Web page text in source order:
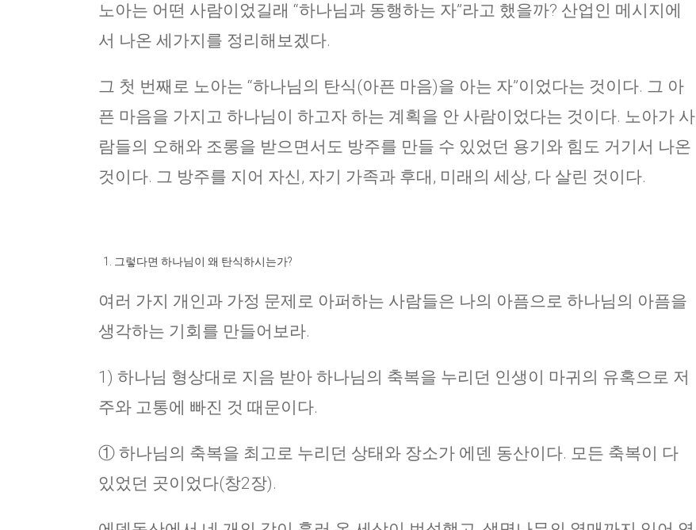
노아는 어떤 사람이었길래 “하나님과 동행하는 자”라고 했을까? 산업인 메시지에
서 나온 세가지를 정리해보겠다.
그 첫 번째로 노아는 “하나님의 탄식(아픈 마음)을 아는 자”이었다는 것이다. 그 아
픈 마음을 가지고 하나님이 하고자 하는 계획을 안 사람이었다는 것이다. 노아가 사
람들의 오해와 조롱을 받으면서도 방주를 만들 수 있었던 용기와 힘도 거기서 나온
것이다. 그 방주를 지어 자신, 자기 가족과 후대, 미래의 세상, 다 살린 것이다.
그렇다면 하나님이 왜 탄식하시는가?
여러 가지 개인과 가정 문제로 아퍼하는 사람들은 나의 아픔으로 하나님의 아픔을
생각하는 기회를 만들어보라.
1) 하나님 형상대로 지음 받아 하나님의 축복을 누리던 인생이 마귀의 유혹으로 저
주와 고통에 빠진 것 때문이다.
① 하나님의 축복을 최고로 누리던 상태와 장소가 에덴 동산이다. 모든 축복이 다
있었던 곳이었다(창2장).